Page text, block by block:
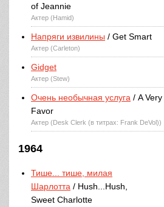
of Jeannie
Актер (Hamid)
Напряги извилины / Get Smart
Актер (Carleton)
Gidget
Актер (Stew)
Очень необычная услуга / A
Favor
Актер (Desk Clerk (в титрах: Frank DeVol))
1964
Тише... тише, милая
Шарлотта / Hush...Hush,
Sweet Charlotte